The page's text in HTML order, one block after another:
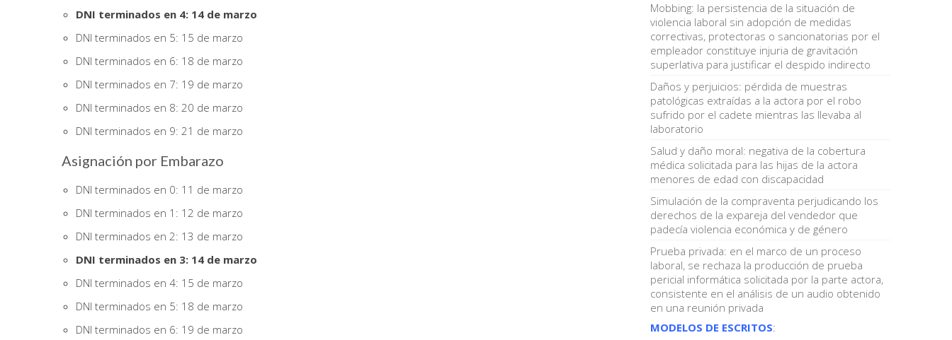
DNI terminados en 4: 14 de marzo
DNI terminados en 5: 15 de marzo
DNI terminados en 6: 18 de marzo
DNI terminados en 7: 19 de marzo
DNI terminados en 8: 20 de marzo
DNI terminados en 9: 21 de marzo
Asignación por Embarazo
DNI terminados en 0: 11 de marzo
DNI terminados en 1: 12 de marzo
DNI terminados en 2: 13 de marzo
DNI terminados en 3: 14 de marzo
DNI terminados en 4: 15 de marzo
DNI terminados en 5: 18 de marzo
DNI terminados en 6: 19 de marzo
Mobbing: la persistencia de la situación de
violencia laboral sin adopción de medidas
correctivas, protectoras o sancionatorias por el
empleador constituye injuria de gravitación
superlativa para justificar el despido indirecto
Daños y perjuicios: pérdida de muestras
patológicas extraídas a la actora por el robo
sufrido por el cadete mientras las llevaba al
laboratorio
Salud y daño moral: negativa de la cobertura
médica solicitada para las hijas de la actora
menores de edad con discapacidad
Simulación de la compraventa perjudicando los
derechos de la expareja del vendedor que
padecía violencia económica y de género
Prueba privada: en el marco de un proceso
laboral, se rechaza la producción de prueba
pericial informática solicitada por la parte actora,
consistente en el análisis de un audio obtenido
en una reunión privada
MODELOS DE ESCRITOS: